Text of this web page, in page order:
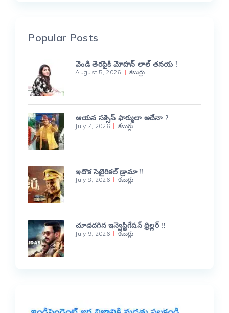
Popular Posts
వెండి తెరపైకి మోహన్ లాల్ తనయ !
August 5, 2026 కబుర్లు
ఆయన సక్సెస్ ఫార్ములా అదేనా ?
July 7, 2026 కబుర్లు
ఇదొక సెటైరికల్ డ్రామా !!
July 8, 2026 కబుర్లు
చూడదగిన ఇన్వెస్టిగేషన్ థ్రిల్లర్ !!
July 9, 2026 కబుర్లు